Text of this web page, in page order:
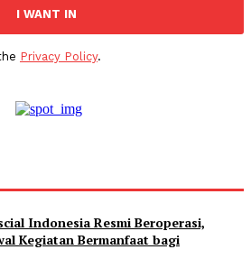
I WANT IN
Privacy Policy.
Indonesia Resmi Beroperasi,
Kegiatan Bermanfaat bagi